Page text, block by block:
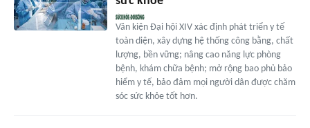
Văn kiện Đại hội XIV xác định phát triển y tế
toàn diện, xây dựng hệ thống công bằng, chất
lượng, bền vững; nâng cao năng lực phòng
bệnh, khám chữa bệnh; mở rộng bao phủ bảo
hiểm y tế, bảo đảm mọi người dân được chăm
sóc sức khỏe tốt hơn.